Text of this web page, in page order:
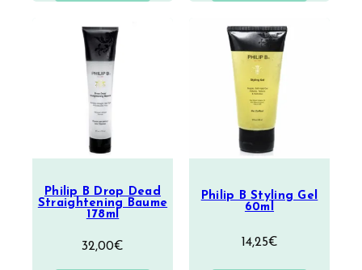
Philip B Drop Dead
Straightening Baume
178ml
32,00€
Philip B Styling Gel
60ml
14,25€